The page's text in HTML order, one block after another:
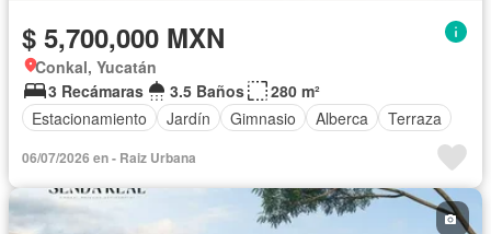
$ 5,700,000 MXN
Conkal, Yucatán
3 Recámaras
3.5 Baños
280 m²
Estacionamiento
Jardín Gimnasio Alberca Terraza
06/07/2026 en - Raiz Urbana